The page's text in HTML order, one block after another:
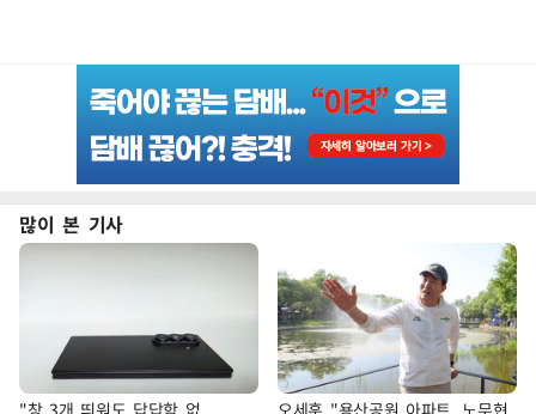
많이 본 기사
"창 3개 띄워도 답답함 없 오세훈 "용산공원 아파트, 노무현